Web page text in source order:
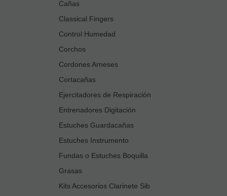
Cañas
Classical Fingers
Control Humedad
Corchos
Cordones Arneses
Cortacañas
Ejercitadores de Respiración
Entrenadores Digitación
Estuches Guardacañas
Estuches Instrumento
Fundas o Estuches Boquilla
Grasas
Kits Accesorios Clarinete Sib